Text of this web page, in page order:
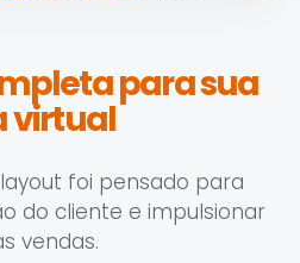
para sua
virtual
foi pensado para
do cliente e impulsionar
vendas.